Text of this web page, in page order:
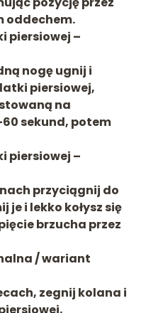
oddechem.
piersiowej –
nogę ugnij i
piersiowej,
na
sekund, potem
piersiowej –
przyciągnij do
i lekko kołysz się
brzucha przez
/ wariant
zegnij kolana i